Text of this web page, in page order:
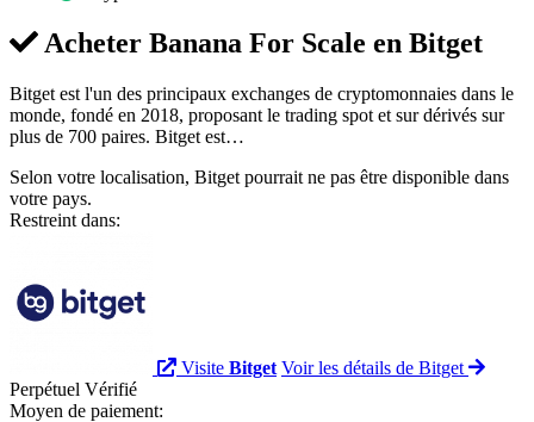
Acheter Banana For Scale en Bitget
Bitget est l'un des principaux exchanges de cryptomonnaies dans le
monde, fondé en 2018, proposant le trading spot et sur dérivés sur
plus de 700 paires. Bitget est…
Selon votre localisation, Bitget pourrait ne pas être disponible dans
votre pays.
Restreint dans:
Visite Bitget Voir les détails de Bitget
Perpétuel Vérifié
Moyen de paiement: